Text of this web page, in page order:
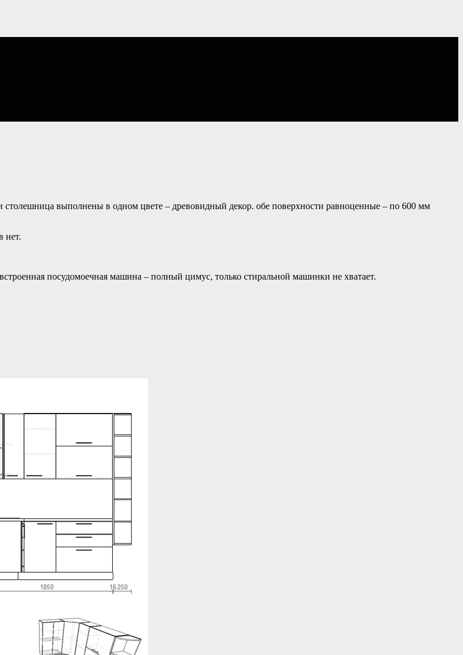
выполнены в одном цвете – древовидный декор. обе поверхности равноценные – по 600 мм
нет.
посудомоечная машина – полный цимус, только стиральной машинки не хватает.